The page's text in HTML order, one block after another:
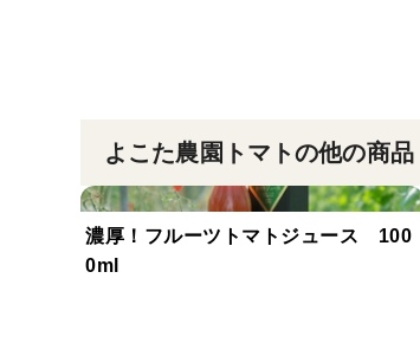
よこた農園トマトの他の商品
濃厚！フルーツトマトジュース 100
0ml